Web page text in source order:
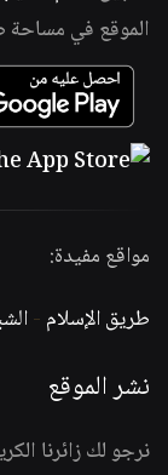
الموقع في مساحة
مواقع مفيدة:
طريق الإسلام -
نشر الموقع
نرجو لك زائرنا